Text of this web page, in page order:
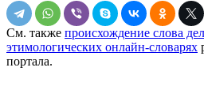
См. также происхождение слова
этимологических онлайн-словарях
портала.